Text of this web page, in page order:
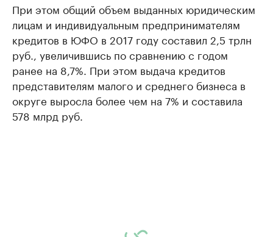
При этом общий объем выданных юридическим
лицам и индивидуальным предпринимателям
кредитов в ЮФО в 2017 году составил 2,5 трлн
руб., увеличившись по сравнению с годом
ранее на 8,7%. При этом выдача кредитов
представителям малого и среднего бизнеса в
округе выросла более чем на 7% и составила
578 млрд руб.